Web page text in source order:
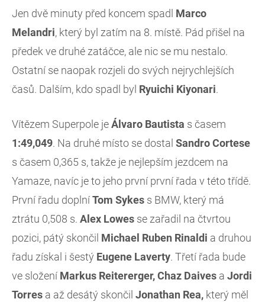
Jen dvě minuty před koncem spadl Marco
Melandri, který byl zatím na 8. místě. Pád přišel na
předek ve druhé zatáčce, ale nic se mu nestalo.
Ostatní se naopak rozjeli do svých nejrychlejších
časů. Dalším, kdo spadl byl Ryuichi Kiyonari.
Vítězem Superpole jeÁlvaro Bautista s časem
1:49,049. Na druhé místo se dostal Sandro Cortese
s časem 0,365 s, takže je nejlepším jezdcem na
Yamaze, navíc je to jeho první první řada v této třídě.
První řadu doplníTom Sykes s BMW, který má
ztrátu 0,508 s. Alex Lowes se zařadil na čtvrtou
pozici, pátý skončil Michael Ruben Rinaldi a druhou
řadu získal i šestý Eugene Laverty. Třetí řada bude
ve složení Markus Reitererger, Chaz Daives a Jordi
Torres a až desátý skončil Jonathan Rea, který měl